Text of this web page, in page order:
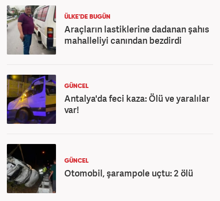
ÜLKE'DE BUGÜN
Araçların lastiklerine dadanan şahıs
mahalleliyi canından bezdirdi
GÜNCEL
Antalya'da feci kaza: Ölü ve yaralılar
var!
GÜNCEL
Otomobil, şarampole uçtu: 2 ölü